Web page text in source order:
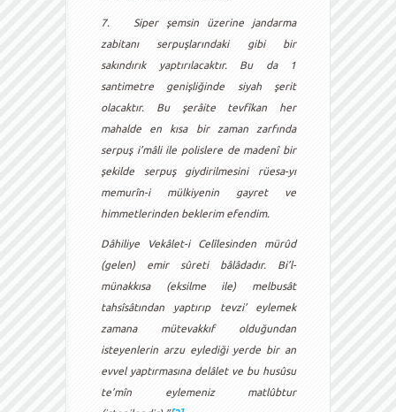
7. Siper şemsin üzerine jandarma
zabitanı serpuşlarındaki gibi bir
sakındırık yaptırılacaktır. Bu da 1
santimetre genişliğinde siyah şerit
olacaktır. Bu şerâite tevfîkan her
mahalde en kısa bir zaman zarfında
serpuş i’mâli ile polislere de madenî bir
şekilde serpuş giydirilmesini rüesa-yı
memurîn-i mülkiyenin gayret ve
himmetlerinden beklerim efendim.
Dâhiliye Vekâlet-i Celîlesinden mürûd
(gelen) emir sûreti bâlâdadır. Bi’l-
münakkısa (eksilme ile) melbusât
tahsîsâtından yaptırıp tevzi’ eylemek
zamana mütevakkıf olduğundan
isteyenlerin arzu eylediği yerde bir an
evvel yaptırmasına delâlet ve bu husûsu
te’mîn eylemeniz matlûbtur